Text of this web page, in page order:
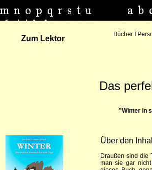
Zum Lektor BücherI
Das
"Winter in
Über den
Draußen sind die
man sie gar